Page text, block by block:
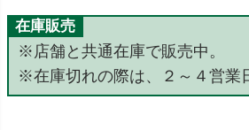
在庫販売
※店舗と共通在庫で販売中。
※在庫切れの際は、２～４営業